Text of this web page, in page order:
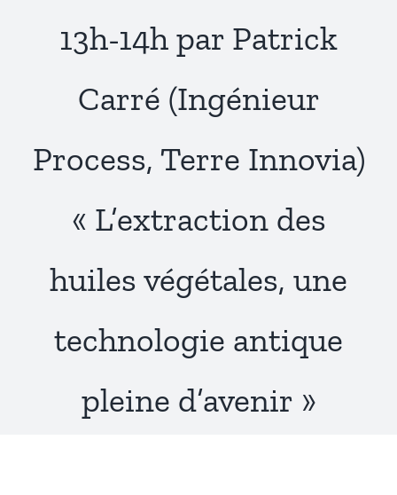
Congrès à venir
Partenariats
Publications
13h-14h par Patrick
Carré (Ingénieur
Process, Terre Innovia)
« L’extraction des
huiles végétales, une
technologie antique
pleine d’avenir »